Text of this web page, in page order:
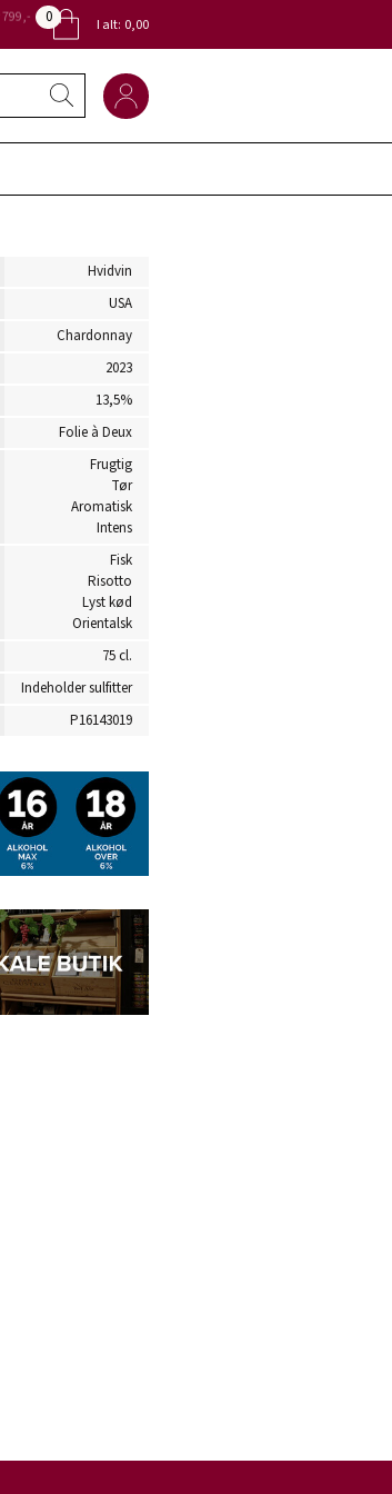
799,- 0 I alt: 0,00
Hvidvin
USA
Chardonnay
2023
13,5%
Folie à Deux
Frugtig
Tør
Aromatisk
Intens
Fisk
Risotto
Lyst kød
Orientalsk
75 cl.
Indeholder sulfitter
P16143019